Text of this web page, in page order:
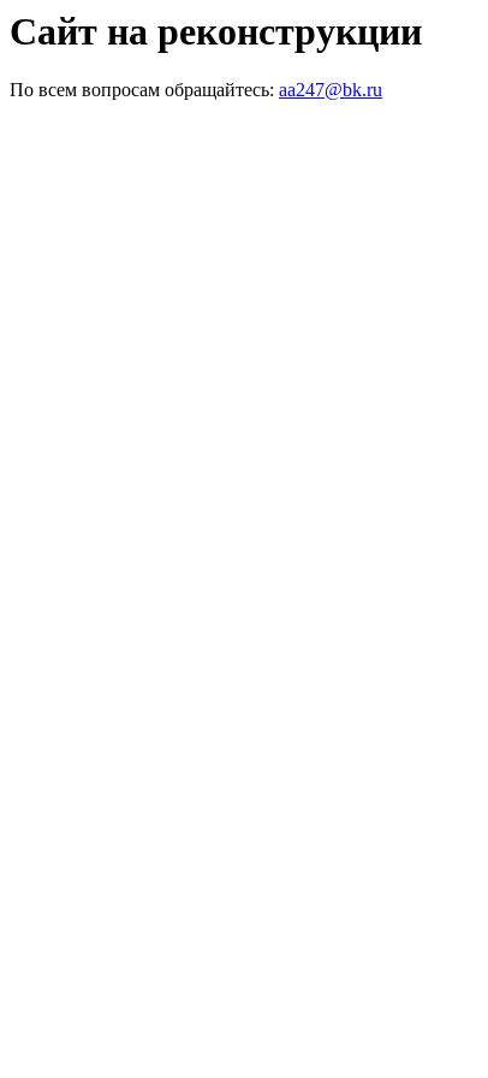
Сайт на реконструкции
По всем вопросам обращайтесь: aa247@bk.ru